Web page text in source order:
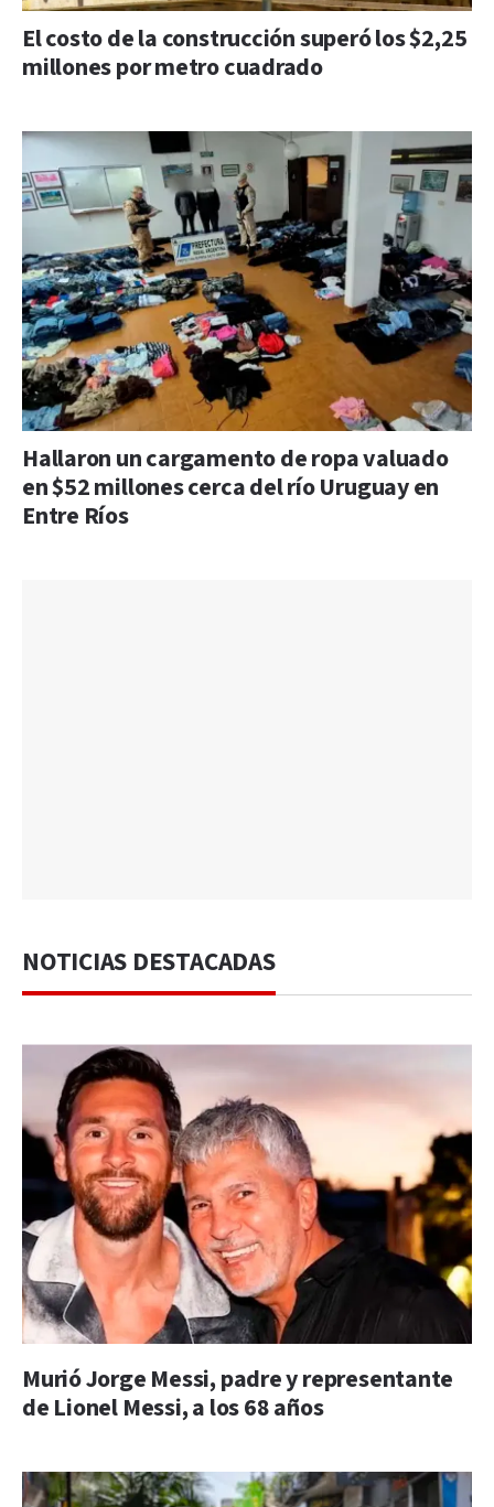
El costo de la construcción superó los $2,25
millones por metro cuadrado
Hallaron un cargamento de ropa valuado
en $52 millones cerca del río Uruguay en
Entre Ríos
NOTICIAS DESTACADAS
Murió Jorge Messi, padre y representante
de Lionel Messi, a los 68 años